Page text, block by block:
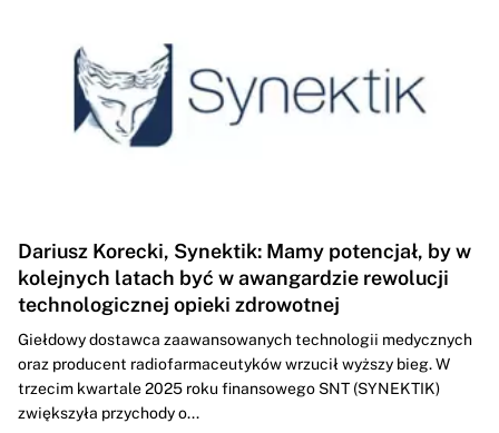
Dariusz Korecki, Synektik: Mamy potencjał, by w
kolejnych latach być w awangardzie rewolucji
technologicznej opieki zdrowotnej
Giełdowy dostawca zaawansowanych technologii medycznych
oraz producent radiofarmaceutyków wrzucił wyższy bieg. W
trzecim kwartale 2025 roku finansowego SNT (SYNEKTIK)
zwiększyła przychody o...